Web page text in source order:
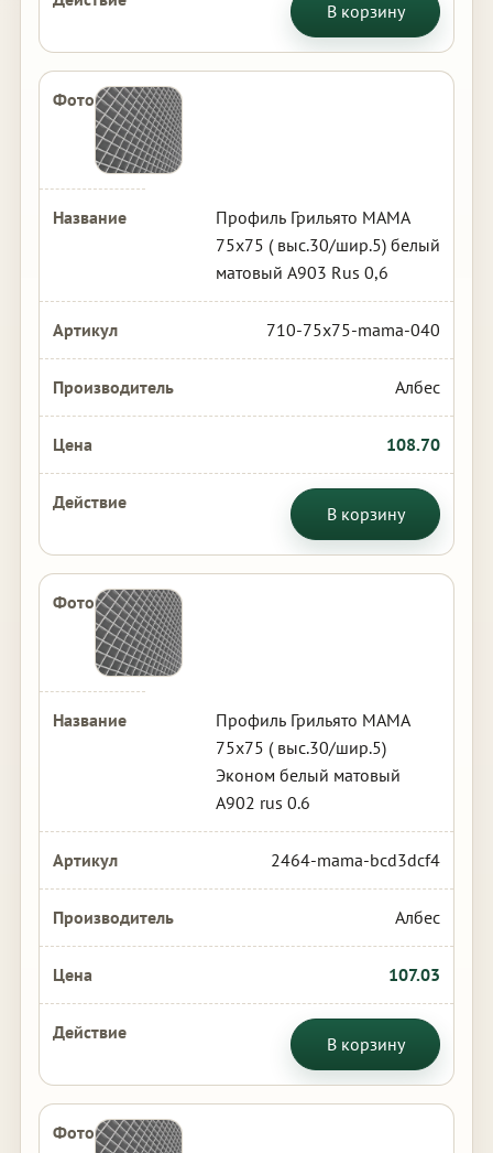
В корзину
Профиль Грильято МАМА
75х75 ( выс.30/шир.5) белый
матовый А903 Rus 0,6
710-75x75-mama-040
Албес
108.70
В корзину
Профиль Грильято МАМА
75х75 ( выс.30/шир.5)
Эконом белый матовый
А902 rus 0.6
2464-mama-bcd3dcf4
Албес
107.03
В корзину